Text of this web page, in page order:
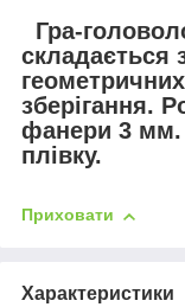
Гра-
складається
зберігання.
фанери 3 мм.
плівку.
Приховати
Характеристики